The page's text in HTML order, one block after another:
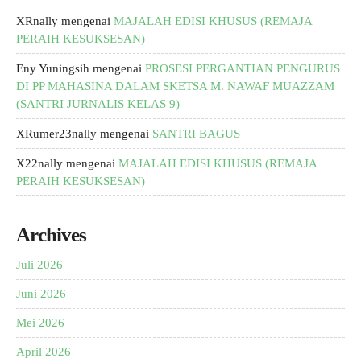
XRnally mengenai MAJALAH EDISI KHUSUS (REMAJA
PERAIH KESUKSESAN)
Eny Yuningsih mengenai PROSESI PERGANTIAN PENGURUS
DI PP MAHASINA DALAM SKETSA M. NAWAF MUAZZAM
(SANTRI JURNALIS KELAS 9)
XRumer23nally mengenai SANTRI BAGUS
X22nally mengenai MAJALAH EDISI KHUSUS (REMAJA
PERAIH KESUKSESAN)
Archives
Juli 2026
Juni 2026
Mei 2026
April 2026